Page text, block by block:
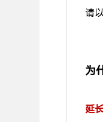
请
为
延